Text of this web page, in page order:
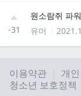
-31
원소람쥐 파
유머
이용약관
개
청소년 보호정책